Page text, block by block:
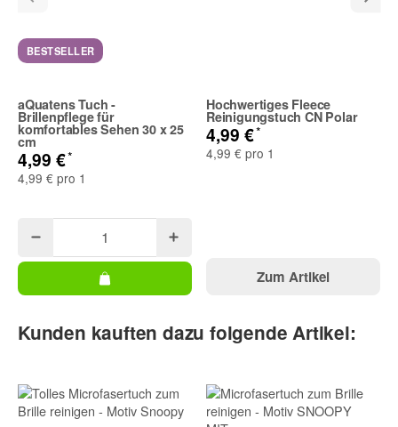
Telefon
Frage zum Artikel
BESTSELLER
aQuatens Tuch -
Brillenpflege für
komfortables Sehen 30 x 25
cm
4,99 €*
4,99 € pro 1
Hochwertiges Fleece
Reinigungstuch CN Polar
4,99 €*
4,99 € pro 1
Zum Artikel
Kunden kauften dazu folgende Artikel: